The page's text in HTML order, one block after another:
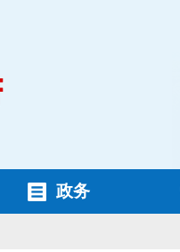
政务